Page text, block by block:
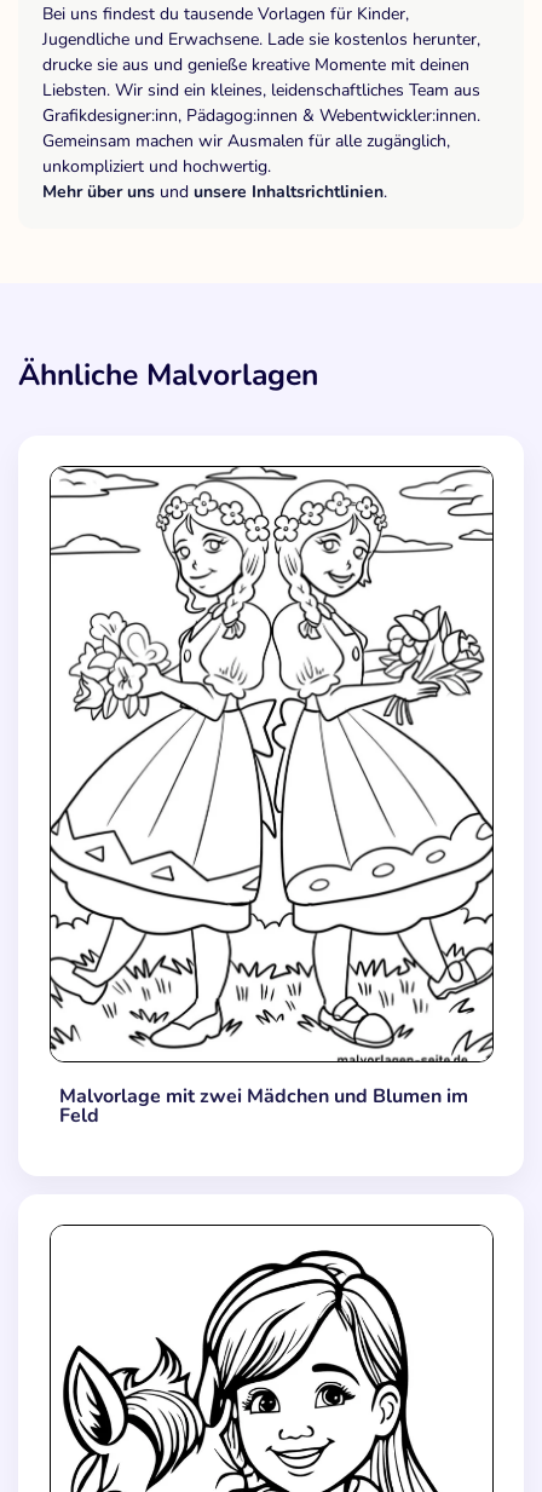
Bei uns findest du tausende Vorlagen für Kinder,
Jugendliche und Erwachsene. Lade sie kostenlos herunter,
drucke sie aus und genieße kreative Momente mit deinen
Liebsten. Wir sind ein kleines, leidenschaftliches Team aus
Grafikdesigner:inn, Pädagog:innen & Webentwickler:innen.
Gemeinsam machen wir Ausmalen für alle zugänglich,
unkompliziert und hochwertig.
Mehr über uns und unsere Inhaltsrichtlinien.
Ähnliche Malvorlagen
Malvorlage mit zwei Mädchen und Blumen im
Feld